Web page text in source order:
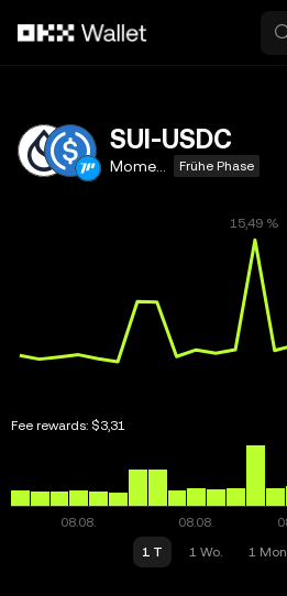
SUI-USDC
Frühe Phase
Fee rewards: $3,31
1 T 1 Wo. 1 Mon.